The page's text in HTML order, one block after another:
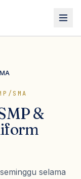
SMA
&
selama